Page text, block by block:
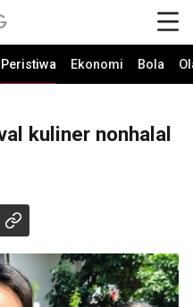
Peristiwa Ekonomi Bola
kuliner nonhalal